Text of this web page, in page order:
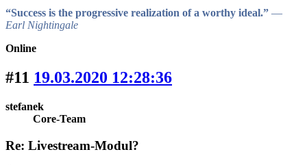
“Success is the progressive realization of a worthy ideal.” ―
Earl Nightingale
Online
#11 19.03.2020 12:28:36
stefanek
Core-Team
Re: Livestream-Modul?